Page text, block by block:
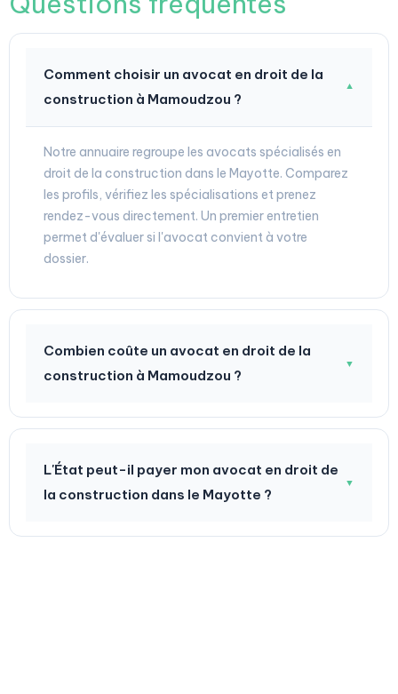
Comment choisir un avocat en droit de la
construction à Mamoudzou ?
▼
Notre annuaire regroupe les avocats spécialisés en
droit de la construction dans le Mayotte. Comparez
les profils, vérifiez les spécialisations et prenez
rendez-vous directement. Un premier entretien
permet d'évaluer si l'avocat convient à votre
dossier.
Combien coûte un avocat en droit de la
construction à Mamoudzou ?
▼
L'État peut-il payer mon avocat en droit de
la construction dans le Mayotte ?
▼